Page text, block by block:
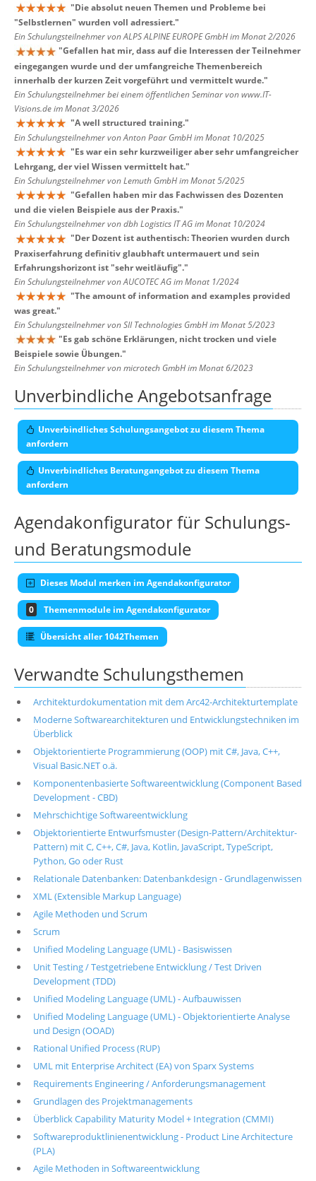
"Die absolut neuen Themen und Probleme bei
"Selbstlernen" wurden voll adressiert."
Ein Schulungsteilnehmer von ALPS ALPINE EUROPE GmbH im Monat 2/2026
"Gefallen hat mir, dass auf die Interessen der Teilnehmer
eingegangen wurde und der umfangreiche Themenbereich
innerhalb der kurzen Zeit vorgeführt und vermittelt wurde."
Ein Schulungsteilnehmer bei einem öffentlichen Seminar von www.IT-
Visions.de im Monat 3/2026
"A well structured training."
Ein Schulungsteilnehmer von Anton Paar GmbH im Monat 10/2025
"Es war ein sehr kurzweiliger aber sehr umfangreicher
Lehrgang, der viel Wissen vermittelt hat."
Ein Schulungsteilnehmer von Lemuth GmbH im Monat 5/2025
"Gefallen haben mir das Fachwissen des Dozenten
und die vielen Beispiele aus der Praxis."
Ein Schulungsteilnehmer von dbh Logistics IT AG im Monat 10/2024
"Der Dozent ist authentisch: Theorien wurden durch
Praxiserfahrung definitiv glaubhaft untermauert und sein
Erfahrungshorizont ist "sehr weitläufig"."
Ein Schulungsteilnehmer von AUCOTEC AG im Monat 1/2024
"The amount of information and examples provided
was great."
Ein Schulungsteilnehmer von SII Technologies GmbH im Monat 5/2023
"Es gab schöne Erklärungen, nicht trocken und viele
Beispiele sowie Übungen."
Ein Schulungsteilnehmer von microtech GmbH im Monat 6/2023
Unverbindliche Angebotsanfrage
Unverbindliches Schulungsangebot zu diesem Thema
anfordern
Unverbindliches Beratungangebot zu diesem Thema
anfordern
Agendakonfigurator für Schulungs-
und Beratungsmodule
Dieses Modul merken im Agendakonfigurator
0 Themenmodule im Agendakonfigurator
Übersicht aller 1042Themen
Verwandte Schulungsthemen
Architekturdokumentation mit dem Arc42-Architekturtemplate
Moderne Softwarearchitekturen und Entwicklungstechniken im
Überblick
Objektorientierte Programmierung (OOP) mit C#, Java, C++,
Visual Basic.NET o.ä.
Komponentenbasierte Softwareentwicklung (Component Based
Development - CBD)
Mehrschichtige Softwareentwicklung
Objektorientierte Entwurfsmuster (Design-Pattern/Architektur-
Pattern) mit C, C++, C#, Java, Kotlin, JavaScript, TypeScript,
Python, Go oder Rust
Relationale Datenbanken: Datenbankdesign - Grundlagenwissen
XML (Extensible Markup Language)
Agile Methoden und Scrum
Scrum
Unified Modeling Language (UML) - Basiswissen
Unit Testing / Testgetriebene Entwicklung / Test Driven
Development (TDD)
Unified Modeling Language (UML) - Aufbauwissen
Unified Modeling Language (UML) - Objektorientierte Analyse
und Design (OOAD)
Rational Unified Process (RUP)
UML mit Enterprise Architect (EA) von Sparx Systems
Requirements Engineering / Anforderungsmanagement
Grundlagen des Projektmanagements
Überblick Capability Maturity Model + Integration (CMMI)
Softwareproduktlinienentwicklung - Product Line Architecture
(PLA)
Agile Methoden in Softwareentwicklung